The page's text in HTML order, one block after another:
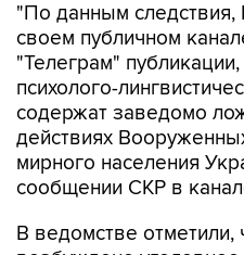
"По данным следствия,
своем публичном
"Телеграм"
психолого-
содержат заведомо
действиях
мирного населения
сообщении СКР в
В ведомстве отметили,